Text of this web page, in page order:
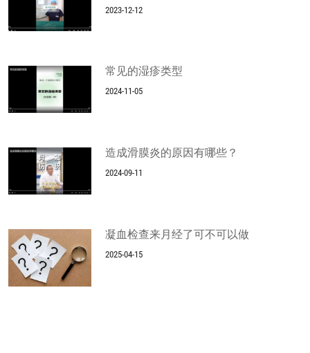
2023-12-12
常见的湿疹类型
2024-11-05
造成滑膜炎的原因有哪些？
2024-09-11
凝血检查来月经了可不可以做
2025-04-15